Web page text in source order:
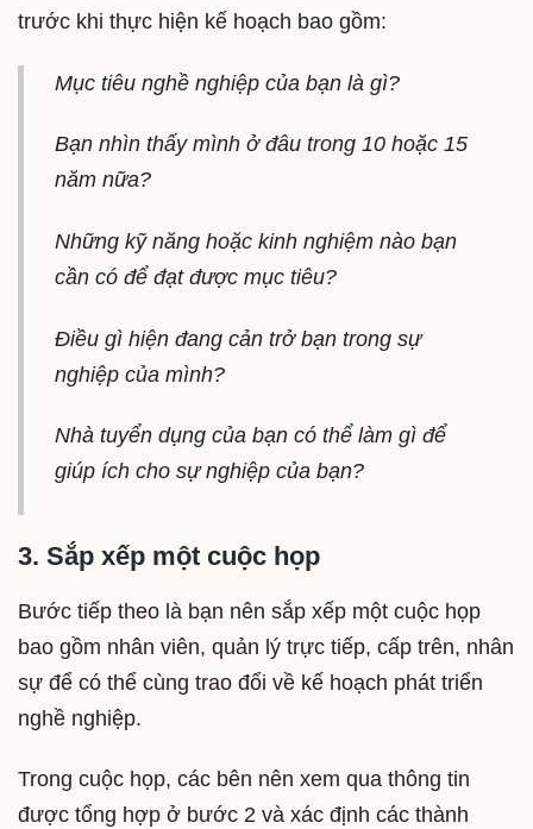
trước khi thực hiện kế hoạch bao gồm:
Mục tiêu nghề nghiệp của bạn là gì?
Bạn nhìn thấy mình ở đâu trong 10 hoặc 15
năm nữa?
Những kỹ năng hoặc kinh nghiệm nào bạn
cần có để đạt được mục tiêu?
Điều gì hiện đang cản trở bạn trong sự
nghiệp của mình?
Nhà tuyển dụng của bạn có thể làm gì để
giúp ích cho sự nghiệp của bạn?
3. Sắp xếp một cuộc họp
Bước tiếp theo là bạn nên sắp xếp một cuộc họp
bao gồm nhân viên, quản lý trực tiếp, cấp trên, nhân
sự để có thể cùng trao đổi về kế hoạch phát triển
nghề nghiệp.
Trong cuộc họp, các bên nên xem qua thông tin
được tổng hợp ở bước 2 và xác định các thành